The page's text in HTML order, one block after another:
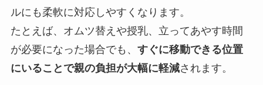
ルにも柔軟に対応しやすくなります。
たとえば、オムツ替えや授乳、立ってあやす時間
が必要になった場合でも、 すぐに移動できる位置
にいることで親の負担が大幅に軽減されます。